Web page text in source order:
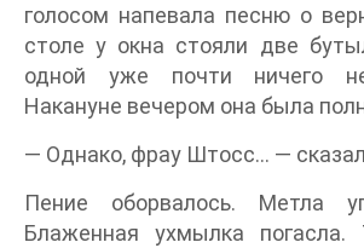
голосом напевала песню о
столе у окна стояли две
одной уже почти ничего
Накануне вечером она была
— Однако, фрау Штосс… —
Пение оборвалось. Метла
Блаженная ухмылка